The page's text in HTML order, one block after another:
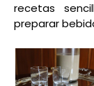
recetas
preparar